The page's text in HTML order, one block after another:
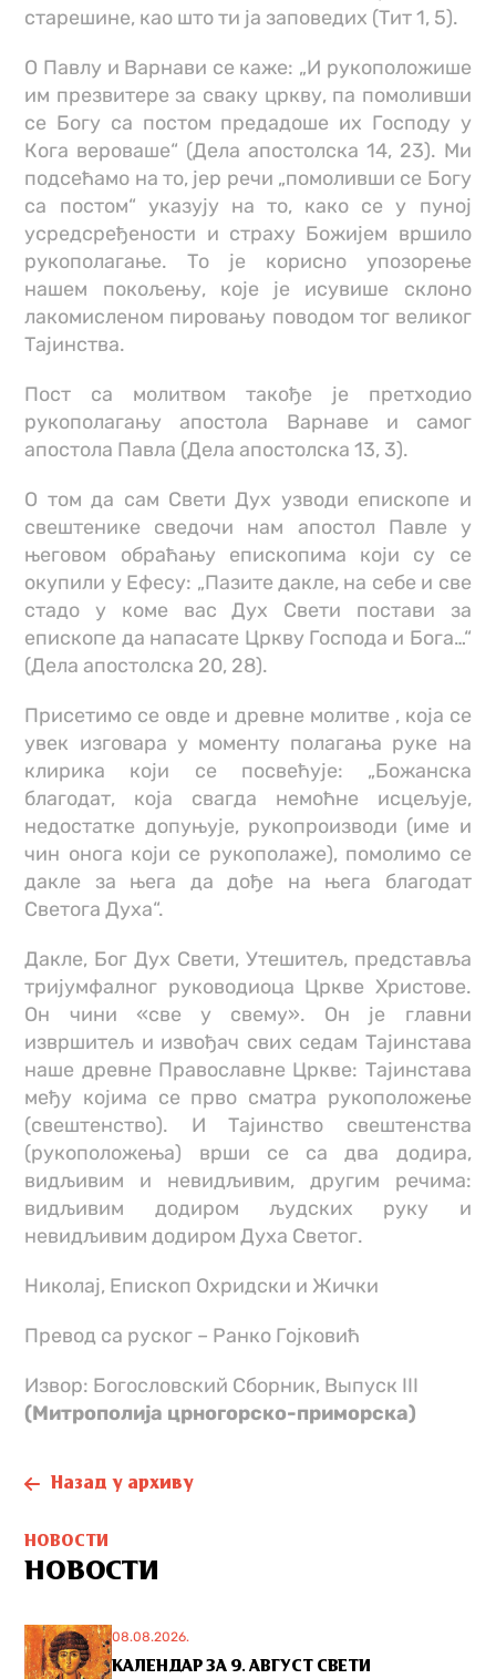
старешине, као што ти ја заповедих (Тит 1, 5).
О Павлу и Варнави се каже: „И рукоположише
им презвитере за сваку цркву, па помоливши
се Богу са постом предадоше их Господу у
Кога вероваше“ (Дела апостолска 14, 23). Ми
подсећамо на то, јер речи „помоливши се Богу
са постом“ указују на то, како се у пуној
усредсређености и страху Божијем вршило
рукополагање. То је корисно упозорење
нашем покољењу, које је исувише склоно
лакомисленом пировању поводом тог великог
Тајинства.
Пост са молитвом такође је претходио
рукополагању апостола Варнаве и самог
апостола Павла (Дела апостолска 13, 3).
О том да сам Свети Дух узводи епископе и
свештенике сведочи нам апостол Павле у
његовом обраћању епископима који су се
окупили у Ефесу: „Пазите дакле, на себе и све
стадо у коме вас Дух Свети постави за
епископе да напасате Цркву Господа и Бога…“
(Дела апостолска 20, 28).
Присетимо се овде и древне молитве , која се
увек изговара у моменту полагања руке на
клирика који се посвећује: „Божанска
благодат, која свагда немоћне исцељује,
недостатке допуњује, рукопроизводи (име и
чин онога који се рукополаже), помолимо се
дакле за њега да дође на њега благодат
Светога Духа“.
Дакле, Бог Дух Свети, Утешитељ, представља
тријумфалног руководиоца Цркве Христове.
Он чини «све у свему». Он је главни
извршитељ и извођач свих седам Тајинстава
наше древне Православне Цркве: Тајинстава
међу којима се прво сматра рукоположење
(свештенство). И Тајинство свештенства
(рукоположења) врши се са два додира,
видљивим и невидљивим, другим речима:
видљивим додиром људских руку и
невидљивим додиром Духа Светог.
Николај, Епископ Охридски и Жички
Превод са руског – Ранко Гојковић
Извор: Богословский Сборник, Выпуск III
(Митрополијa црногорско-приморскa)
Назад у архиву
НОВОСТИ
НОВОСТИ
08.08.2026.
КАЛЕНДАР ЗА 9. АВГУСТ СВЕТИ